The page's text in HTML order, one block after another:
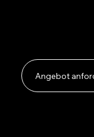
Angebot